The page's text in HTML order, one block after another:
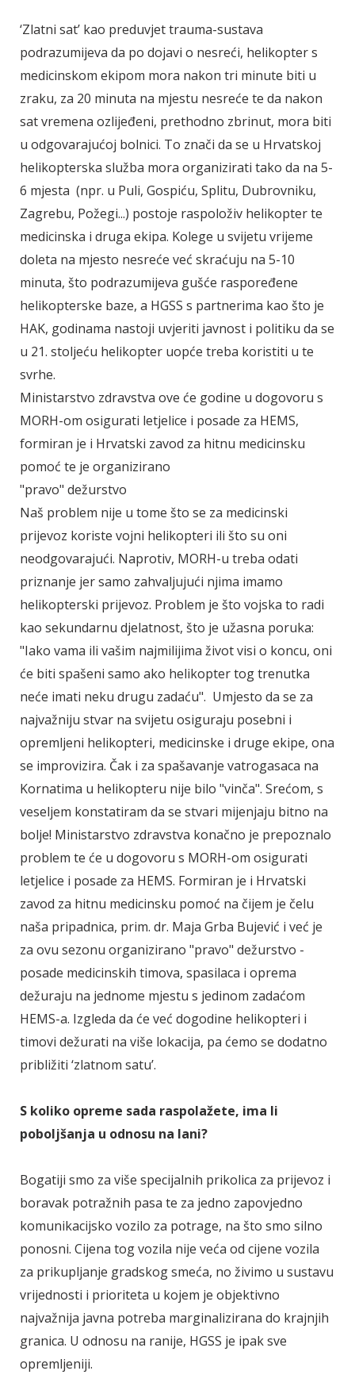
‘Zlatni sat’ kao preduvjet trauma-sustava
podrazumijeva da po dojavi o nesreći, helikopter s
medicinskom ekipom mora nakon tri minute biti u
zraku, za 20 minuta na mjestu nesreće te da nakon
sat vremena ozlijeđeni, prethodno zbrinut, mora biti
u odgovarajućoj bolnici. To znači da se u Hrvatskoj
helikopterska služba mora organizirati tako da na 5-
6 mjesta (npr. u Puli, Gospiću, Splitu, Dubrovniku,
Zagrebu, Požegi...) postoje raspoloživ helikopter te
medicinska i druga ekipa. Kolege u svijetu vrijeme
doleta na mjesto nesreće već skraćuju na 5-10
minuta, što podrazumijeva gušće raspoređene
helikopterske baze, a HGSS s partnerima kao što je
HAK, godinama nastoji uvjeriti javnost i politiku da se
u 21. stoljeću helikopter uopće treba koristiti u te
svrhe.
Ministarstvo zdravstva ove će godine u dogovoru s
MORH-om osigurati letjelice i posade za HEMS,
formiran je i Hrvatski zavod za hitnu medicinsku
pomoć te je organizirano
"pravo" dežurstvo
Naš problem nije u tome što se za medicinski
prijevoz koriste vojni helikopteri ili što su oni
neodgovarajući. Naprotiv, MORH-u treba odati
priznanje jer samo zahvaljujući njima imamo
helikopterski prijevoz. Problem je što vojska to radi
kao sekundarnu djelatnost, što je užasna poruka:
"Iako vama ili vašim najmilijima život visi o koncu, oni
će biti spašeni samo ako helikopter tog trenutka
neće imati neku drugu zadaću". Umjesto da se za
najvažniju stvar na svijetu osiguraju posebni i
opremljeni helikopteri, medicinske i druge ekipe, ona
se improvizira. Čak i za spašavanje vatrogasaca na
Kornatima u helikopteru nije bilo "vinča". Srećom, s
veseljem konstatiram da se stvari mijenjaju bitno na
bolje! Ministarstvo zdravstva konačno je prepoznalo
problem te će u dogovoru s MORH-om osigurati
letjelice i posade za HEMS. Formiran je i Hrvatski
zavod za hitnu medicinsku pomoć na čijem je čelu
naša pripadnica, prim. dr. Maja Grba Bujević i već je
za ovu sezonu organizirano "pravo" dežurstvo -
posade medicinskih timova, spasilaca i oprema
dežuraju na jednome mjestu s jedinom zadaćom
HEMS-a. Izgleda da će već dogodine helikopteri i
timovi dežurati na više lokacija, pa ćemo se dodatno
približiti ‘zlatnom satu’.
S koliko opreme sada raspolažete, ima li
poboljšanja u odnosu na lani?
Bogatiji smo za više specijalnih prikolica za prijevoz i
boravak potražnih pasa te za jedno zapovjedno
komunikacijsko vozilo za potrage, na što smo silno
ponosni. Cijena tog vozila nije veća od cijene vozila
za prikupljanje gradskog smeća, no živimo u sustavu
vrijednosti i prioriteta u kojem je objektivno
najvažnija javna potreba marginalizirana do krajnjih
granica. U odnosu na ranije, HGSS je ipak sve
opremljeniji.